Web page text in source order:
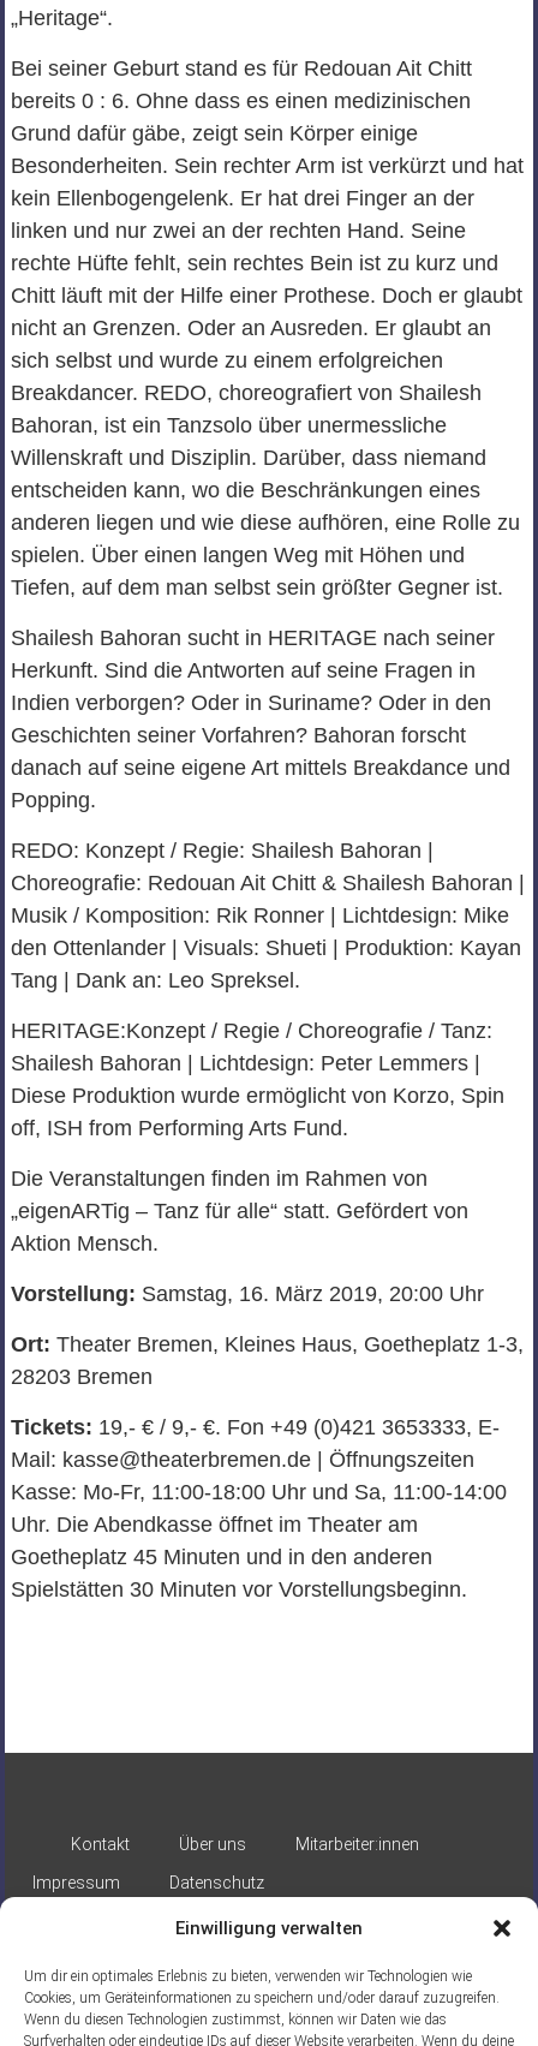
Einwilligung verwalten
Um dir ein optimales Erlebnis zu bieten, verwenden wir Technologien wie
Cookies, um Geräteinformationen zu speichern und/oder darauf zuzugreifen.
Wenn du diesen Technologien zustimmst, können wir Daten wie das
Surfverhalten oder eindeutige IDs auf dieser Website verarbeiten. Wenn du deine
„Heritage“.
Bei seiner Geburt stand es für Redouan Ait Chitt
bereits 0 : 6. Ohne dass es einen medizinischen
Grund dafür gäbe, zeigt sein Körper einige
Besonderheiten. Sein rechter Arm ist verkürzt und hat
kein Ellenbogengelenk. Er hat drei Finger an der
linken und nur zwei an der rechten Hand. Seine
rechte Hüfte fehlt, sein rechtes Bein ist zu kurz und
Chitt läuft mit der Hilfe einer Prothese. Doch er glaubt
nicht an Grenzen. Oder an Ausreden. Er glaubt an
sich selbst und wurde zu einem erfolgreichen
Breakdancer. REDO, choreografiert von Shailesh
Bahoran, ist ein Tanzsolo über unermessliche
Willenskraft und Disziplin. Darüber, dass niemand
entscheiden kann, wo die Beschränkungen eines
anderen liegen und wie diese aufhören, eine Rolle zu
spielen. Über einen langen Weg mit Höhen und
Tiefen, auf dem man selbst sein größter Gegner ist.
Shailesh Bahoran sucht in HERITAGE nach seiner
Herkunft. Sind die Antworten auf seine Fragen in
Indien verborgen? Oder in Suriname? Oder in den
Geschichten seiner Vorfahren? Bahoran forscht
danach auf seine eigene Art mittels Breakdance und
Popping.
REDO: Konzept / Regie: Shailesh Bahoran |
Choreografie: Redouan Ait Chitt & Shailesh Bahoran |
Musik / Komposition: Rik Ronner | Lichtdesign: Mike
den Ottenlander | Visuals: Shueti | Produktion: Kayan
Tang | Dank an: Leo Spreksel.
HERITAGE:Konzept / Regie / Choreografie / Tanz:
Shailesh Bahoran | Lichtdesign: Peter Lemmers |
Diese Produktion wurde ermöglicht von Korzo, Spin
off, ISH from Performing Arts Fund.
Die Veranstaltungen finden im Rahmen von
„eigenARTig – Tanz für alle“ statt. Gefördert von
Aktion Mensch.
Vorstellung: Samstag, 16. März 2019, 20:00 Uhr
Ort: Theater Bremen, Kleines Haus, Goetheplatz 1-3,
28203 Bremen
Tickets: 19,- € / 9,- €. Fon +49 (0)421 3653333, E-
Mail: kasse@theaterbremen.de | Öffnungszeiten
Kasse: Mo-Fr, 11:00-18:00 Uhr und Sa, 11:00-14:00
Uhr. Die Abendkasse öffnet im Theater am
Goetheplatz 45 Minuten und in den anderen
Spielstätten 30 Minuten vor Vorstellungsbeginn.
Kontakt Über uns
Mitarbeiter:innen
Impressum
Datenschutz